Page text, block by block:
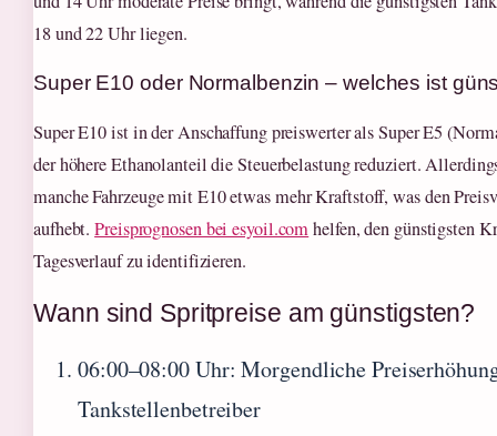
18 und 22 Uhr liegen.
Super E10 oder Normalbenzin – welches ist
Super E10 ist in der Anschaffung preiswerter als Super E5
der höhere Ethanolanteil die Steuerbelastung reduziert.
manche Fahrzeuge mit E10 etwas mehr Kraftstoff, was den
aufhebt.Preisprognosen bei esyoil.comhelfen, den günstigsten
Tagesverlauf zu identifizieren.
Wann sind Spritpreise am günstigsten?
06:00–08:00 Uhr: Morgendliche
Tankstellenbetreiber